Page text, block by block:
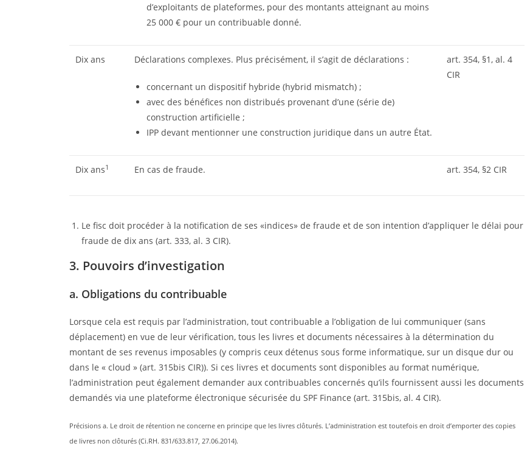
d’exploitants de plateformes, pour des montants atteignant au moins
25 000 € pour un contribuable donné.
Dix ans Déclarations complexes. Plus précisément, il s’agit de déclarations :
concernant un dispositif hybride (hybrid mismatch) ;
avec des bénéfices non distribués provenant d’une (série de)
construction artificielle ;
IPP devant mentionner une construction juridique dans un autre État.
art. 354, §1, al. 4
CIR
Dix ans1 En cas de fraude. art. 354, §2 CIR
Le fisc doit procéder à la notification de ses «indices» de fraude et de son intention d’appliquer le délai pour
fraude de dix ans (art. 333, al. 3 CIR).
3. Pouvoirs d’investigation
a. Obligations du contribuable
Lorsque cela est requis par l’administration, tout contribuable a l’obligation de lui communiquer (sans
déplacement) en vue de leur vérification, tous les livres et documents nécessaires à la détermination du
montant de ses revenus imposables (y compris ceux détenus sous forme informatique, sur un disque dur ou
dans le « cloud » (art. 315bis CIR)). Si ces livres et documents sont disponibles au format numérique,
l’administration peut également demander aux contribuables concernés qu’ils fournissent aussi les documents
demandés via une plateforme électronique sécurisée du SPF Finance (art. 315bis, al. 4 CIR).
Précisions a. Le droit de rétention ne concerne en principe que les livres clôturés. L’admi­nistra­tion est toutefois en droit d’emporter des copies
de livres non clôturés (Ci.RH. 831/633.817, 27.06.2014).